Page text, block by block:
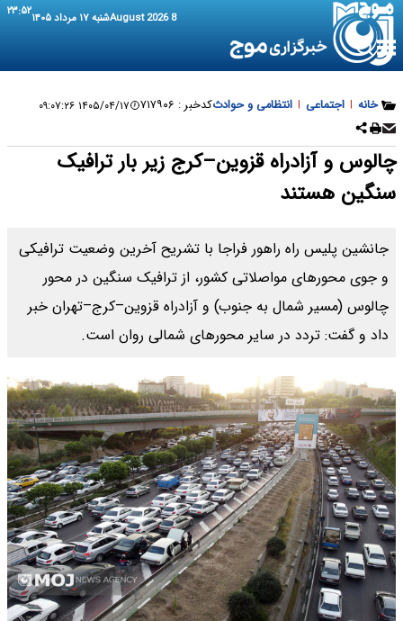
8 August 2026 شنبه ۱۷ مرداد ۱۴۰۵ ۲۳:۵۲
خانه | اجتماعی | انتظامی و حوادثکدخبر : ۷۱۷۹۰۶ ۱۴۰۵/۰۴/۱۷ ۰۹:۰۷:۲۶
چالوس و آزادراه قزوین–کرج زیر بار ترافیک
سنگین هستند
جانشین پلیس راه راهور فراجا با تشریح آخرین وضعیت ترافیکی
و جوی محورهای مواصلاتی کشور، از ترافیک سنگین در محور
چالوس (مسیر شمال به جنوب) و آزادراه قزوین–کرج–تهران خبر
داد و گفت: تردد در سایر محورهای شمالی روان است.